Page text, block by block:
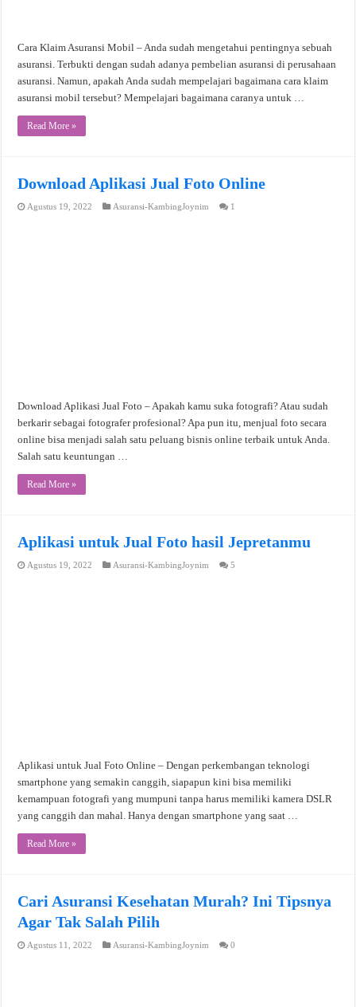
Cara Klaim Asuransi Mobil – Anda sudah mengetahui pentingnya sebuah
asuransi. Terbukti dengan sudah adanya pembelian asuransi di perusahaan
asuransi. Namun, apakah Anda sudah mempelajari bagaimana cara klaim
asuransi mobil tersebut? Mempelajari bagaimana caranya untuk …
Read More »
Download Aplikasi Jual Foto Online
Agustus 19, 2022 Asuransi-KambingJoynim 1
Download Aplikasi Jual Foto – Apakah kamu suka fotografi? Atau sudah
berkarir sebagai fotografer profesional? Apa pun itu, menjual foto secara
online bisa menjadi salah satu peluang bisnis online terbaik untuk Anda.
Salah satu keuntungan …
Read More »
Aplikasi untuk Jual Foto hasil Jepretanmu
Agustus 19, 2022 Asuransi-KambingJoynim 5
Aplikasi untuk Jual Foto Online – Dengan perkembangan teknologi
smartphone yang semakin canggih, siapapun kini bisa memiliki
kemampuan fotografi yang mumpuni tanpa harus memiliki kamera DSLR
yang canggih dan mahal. Hanya dengan smartphone yang saat …
Read More »
Cari Asuransi Kesehatan Murah? Ini Tipsnya
Agar Tak Salah Pilih
Agustus 11, 2022 Asuransi-KambingJoynim 0